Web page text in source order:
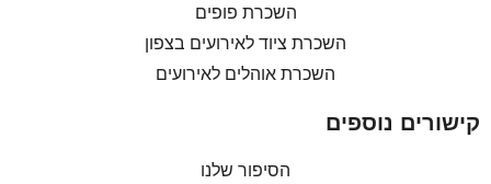
השכרת פופים
השכרת ציוד לאירועים בצפון
השכרת אוהלים לאירועים
קישורים נוספים
הסיפור שלנו